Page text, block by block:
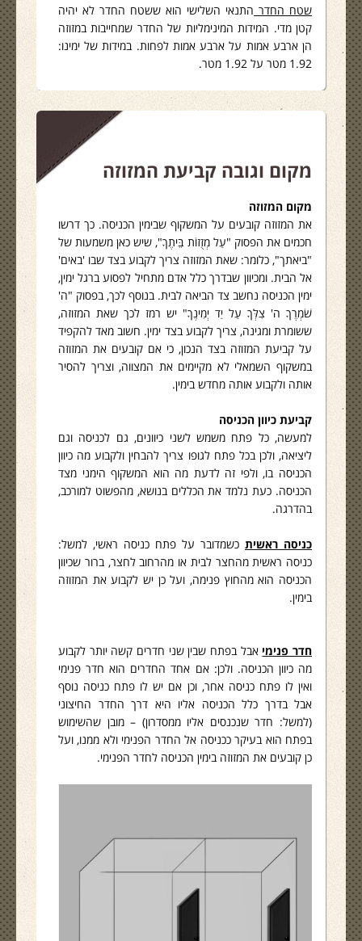
שטח החדר התנאי השלישי הוא ששטח החדר לא יהיה
קטן מדי. המידות המינימליות של החדר שמחייבות במזוזה
הן ארבע אמות על ארבע אמות לפחות. במידות של ימינו:
1.92 מטר על 1.92 מטר.
מקום וגובה קביעת המזוזה
מקום המזוזה
את המזוזה קובעים על המשקוף שבימין הכניסה. כך דרשו
חכמים את הפסוק "עַל מְזֻזוֹת בֵּיתֶךָ", שיש כאן משמעות של
"ביאתך", כלומר: שאת המזוזה צריך לקבוע בצד שבו 'באים'
אל הבית. ומכיוון שבדרך כלל אדם מתחיל לפסוע ברגל ימין,
ימין הכניסה נחשב צד הביאה לבית. בנוסף לכך, בפסוק "ה'
שֹׁמְרֶךָ ה' צִלְּךָ עַל יַד יְמִינֶךָ" יש רמז לכך שאת המזוזה,
ששומרת ומגינה, צריך לקבוע בצד ימין. חשוב מאד להקפיד
על קביעת המזוזה בצד הנכון, כי אם קובעים את המזוזה
במשקוף השמאלי לא מקיימים את המצווה, וצריך להסיר
אותה ולקבוע אותה מחדש בימין.
קביעת כיוון הכניסה
למעשה, כל פתח משמש לשני כיוונים, גם לכניסה וגם
ליציאה, ולכן בכל פתח לגופו צריך להבחין ולקבוע מה כיוון
הכניסה בו, ולפי זה לדעת מה הוא המשקוף הימני מצד
הכניסה. כעת נלמד את הכללים בנושא, מהפשוט למורכב,
בהדרגה.
כניסה ראשית כשמדובר על פתח כניסה ראשי, למשל:
כניסה ראשית מהחצר לבית או מהרחוב לחצר, ברור שכיוון
הכניסה הוא מהחוץ פנימה, ועל כן יש לקבוע את המזוזה
בימין.
חדר פנימי אבל בפתח שבין שני חדרים קשה יותר לקבוע
מה כיוון הכניסה. ולכן: אם אחד החדרים הוא חדר פנימי
ואין לו פתח כניסה אחר, וכן אם יש לו פתח כניסה נוסף
אבל בדרך כלל הכניסה אליו היא דרך החדר החיצוני
(למשל: חדר שנכנסים אליו ממסדרון) – מובן שהשימוש
בפתח הוא בעיקר ככניסה אל החדר הפנימי ולא ממנו, ועל
כן קובעים את המזוזה בימין הכניסה לחדר הפנימי.